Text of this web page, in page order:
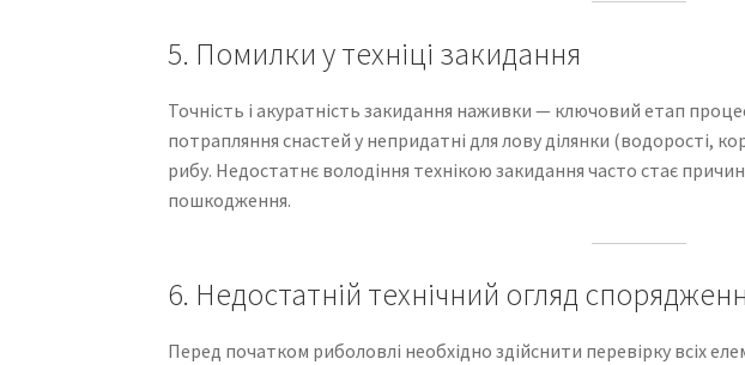
5. Помилки у техніці закидання
Точність і акуратність закидання наживки — ключовий етап
потрапляння снастей у непридатні для лову ділянки (водорості,
рибу. Недостатнє володіння технікою закидання часто стає
пошкодження.
6. Недостатній технічний огляд
Перед початком риболовлі необхідно здійснити перевірку всіх